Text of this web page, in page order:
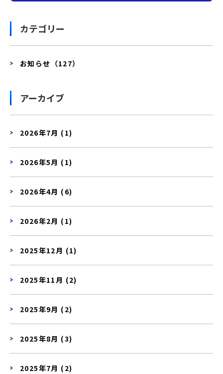
カテゴリー
お知らせ（127）
アーカイブ
2026年7月 (1)
2026年5月 (1)
2026年4月 (6)
2026年2月 (1)
2025年12月 (1)
2025年11月 (2)
2025年9月 (2)
2025年8月 (3)
2025年7月 (2)